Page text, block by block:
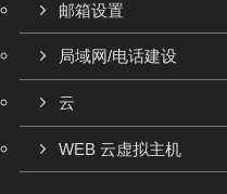
邮箱设置
局域网/电话建设
云
WEB 云虚拟主机